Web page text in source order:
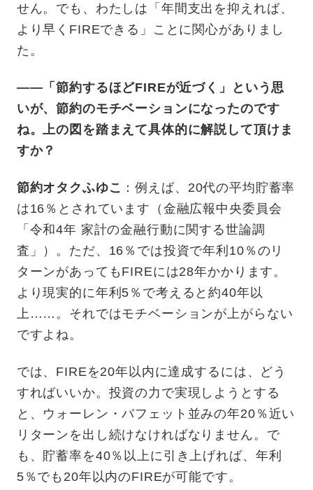
せん。でも、わたしは「年間支出を抑えれば、
より早くFIREできる」ことに関心がありまし
た。
——「節約するほどFIREが近づく」という思
いが、節約のモチベーションになったのです
ね。上の図を踏まえて具体的に解説して頂けま
すか？
節約オタクふゆこ ：例えば、20代の平均貯蓄率
は16％とされています（金融広報中央委員会
「令和4年 家計の金融行動に関する世論調
査」）。ただ、16％では投資で年利10％のリ
ターンがあってもFIREには28年かかります。
より現実的に年利5％で考えると約40年以
上……。それではモチベーションが上がらない
ですよね。
では、FIREを20年以内に達成するには、どう
すればいいか。投資の力で実現しようとする
と、ウォーレン・バフェット並みの年20％近い
リターンを出し続けなければなりません。で
も、貯蓄率を40％以上に引き上げれば、年利
5％でも20年以内のFIREが可能です。